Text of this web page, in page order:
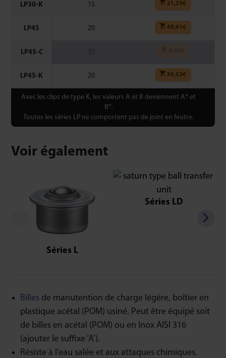
LP30-K 15 21,35€
LP45 20 49,01 €
LP45-C
LP45-K 20 50,52€
Avec les clips de type K, les valeurs A et B deviennent A* et
B*.
Toutes les séries LP ne comportent pas de joint en feutre.
Voir également
Séries L
Séries LD
Billes de manutention de charge légère, boîtier en
plastique acétal (POM) usiné. Peut être équipé soit
de billes en acétal (POM) ou en Inox AISI 316
(ajouter le suffixe ‘A’).
Résiste à l’eau salée et aux attaques chimiques.